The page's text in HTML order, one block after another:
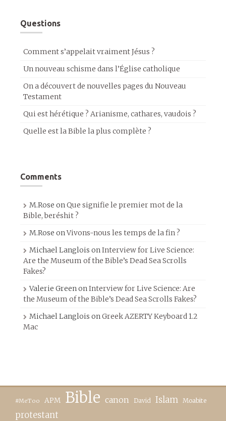
Questions
Comment s’appelait vraiment Jésus ?
Un nouveau schisme dans l’Église catholique
On a découvert de nouvelles pages du Nouveau
Testament
Qui est hérétique ? Arianisme, cathares, vaudois ?
Quelle est la Bible la plus complète ?
Comments
M.Rose onQue signifie le premier mot de la
Bible, beréshit ?
M.Rose onVivons-nous les temps de la fin ?
Michael Langlois onInterview for Live Science:
Are the Museum of the Bible’s Dead Sea Scrolls
Fakes?
Valerie GreenonInterview for Live Science: Are
the Museum of the Bible’s Dead Sea Scrolls Fakes?
Michael Langlois onGreek AZERTY Keyboard 1.2
Mac
#MeToo APM Bible canon David Islam Moabite
protestant